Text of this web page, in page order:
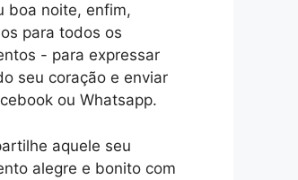
boa noite, enfim,
para todos os
- para expressar
seu coração e enviar
ou Whatsapp.
aquele seu
alegre e bonito com